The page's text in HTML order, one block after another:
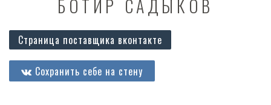
БОТИР САДЫКОВ
Страница поставщика вконтакте
Сохранить себе на стену